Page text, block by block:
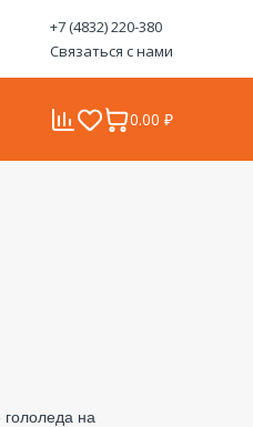
+7 (4832) 220-380
Связаться с нами
0.00 ₽
на